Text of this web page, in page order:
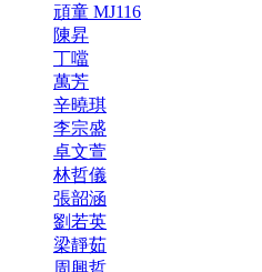
頑童 MJ116
陳昇
丁噹
萬芳
辛曉琪
李宗盛
卓文萱
林哲儀
張韶涵
劉若英
梁靜茹